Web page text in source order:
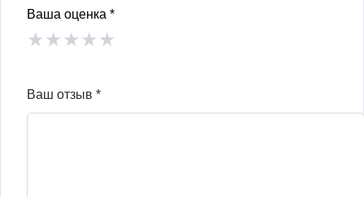
Ваша оценка *
★★★★★
Ваш отзыв *